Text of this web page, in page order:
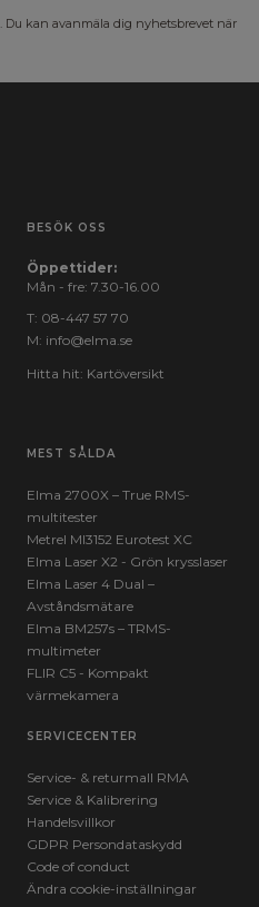
. Du kan avanmäla dig nyhetsbrevet när
BESÖK OSS
Öppettider:
Mån - fre: 7.30-16.00
T: 08-447 57 70
M: info@elma.se
Hitta hit: Kartöversikt
MEST SÅLDA
Elma 2700X – True RMS-
multitester
Metrel MI3152 Eurotest XC
Elma Laser X2 - Grön krysslaser
Elma Laser 4 Dual –
Avståndsmätare
Elma BM257s – TRMS-
multimeter
FLIR C5 - Kompakt
värmekamera
SERVICECENTER
Service- & returmall RMA
Service & Kalibrering
Handelsvillkor
GDPR Persondataskydd
Code of conduct
Ändra cookie-inställningar